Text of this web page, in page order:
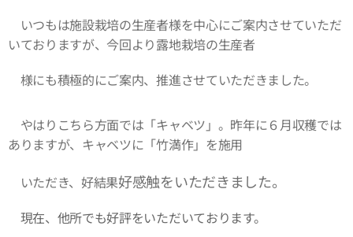
いつもは施設栽培の生産者様を中心にご案内させていただ
いておりますが、今回より露地栽培の生産者
様にも積極的にご案内、推進させていただきました。
やはりこちら方面では「キャベツ」。昨年に６月収穫では
ありますが、キャベツに「竹満作」を施用
いただき、好結果好感触をいただきました。
現在、他所でも好評をいただいております。